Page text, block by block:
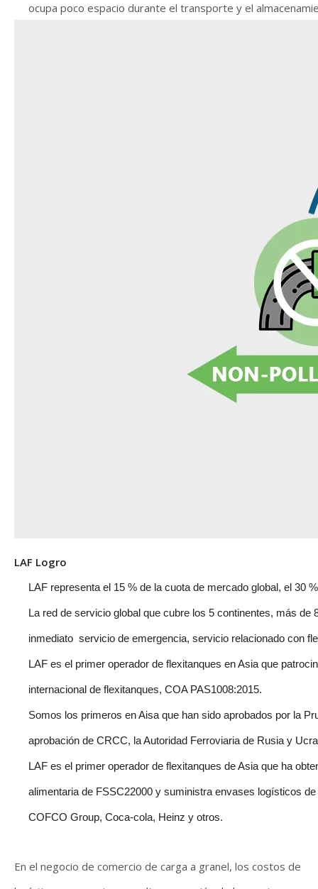
ocupa poco espacio durante el transporte y el
LAF Logro
LAF representa el 15 % de la cuota de mercado global, el 30
La red de servicio global que cubre los 5 continentes, más
inmediato servicio de emergencia, servicio relacionado con
LAF es el primer operador de flexitanques en Asia que
internacional de flexitanques, COA PAS1008:2015.
Somos los primeros en Aisa que han sido aprobados por la
aprobación de CRCC, la Autoridad Ferroviaria de Rusia y
LAF es el primer operador de flexitanques de Asia que ha
alimentaria de FSSC22000 y suministra envases logísticos
COFCO Group, Coca-cola, Heinz y otros.
En el negocio de comercio de carga a granel, los costos de